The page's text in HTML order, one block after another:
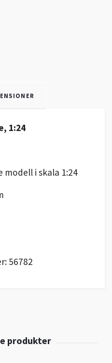
1:24
modell i skala 1:24
56782